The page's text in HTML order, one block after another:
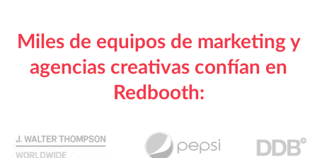
Miles de equipos de marketing y
agencias creativas confían en
Redbooth: